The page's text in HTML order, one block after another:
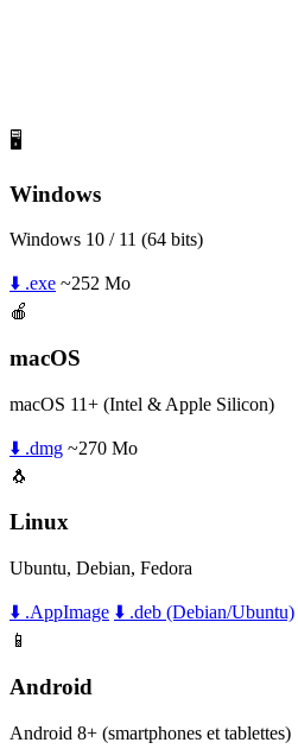
🖥️
Windows
Windows 10 / 11 (64 bits)
⬇️ .exe ~252 Mo
🍎
macOS
macOS 11+ (Intel & Apple Silicon)
⬇️ .dmg ~270 Mo
🐧
Linux
Ubuntu, Debian, Fedora
⬇️ .AppImage ⬇️ .deb (Debian/Ubuntu)
📱
Android
Android 8+ (smartphones et tablettes)